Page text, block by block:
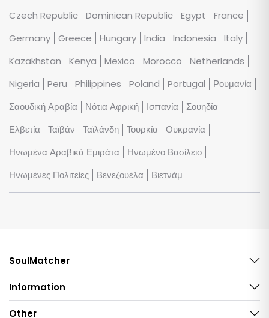
Czech Republic
Dominican Republic Egypt
France
Germany
Greece Hungary India Indonesia
Italy
Kazakhstan
Kenya Mexico Morocco
Netherlands
Nigeria
Peru Philippines Poland Portugal
Ρουμανία
Σαουδική Αραβία
Νότια Αφρική Ισπανία
Σουηδία
Ελβετία
Ταϊβάν Ταϊλάνδη Τουρκία
Ουκρανία
Ηνωμένα Αραβικά Εμιράτα
Ηνωμένο Βασίλειο
Ηνωμένες Πολιτείες
Βενεζουέλα Βιετνάμ
SoulMatcher
Information
Other